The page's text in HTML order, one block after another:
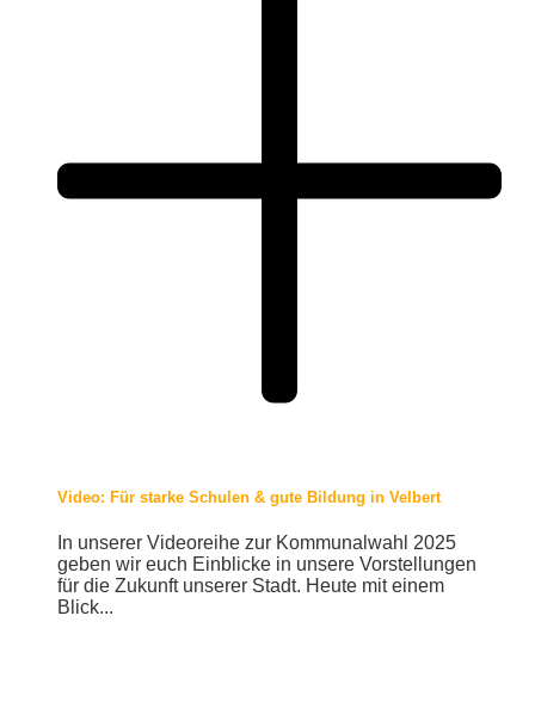
Video: Für starke Schulen & gute Bildung in Velbert
In unserer Videoreihe zur Kommunalwahl 2025
geben wir euch Einblicke in unsere Vorstellungen
für die Zukunft unserer Stadt. Heute mit einem
Blick...